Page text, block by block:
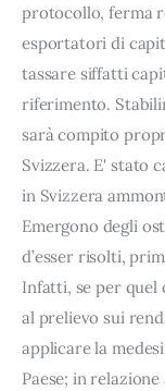
protocollo, ferma
esportatori di
tassare siffatti
riferimento.
sarà compito
Svizzera. E' stato
in Svizzera
Emergono degli
d’esser risolti,
Infatti, se per quel
al prelievo sui
applicare la
Paese; in